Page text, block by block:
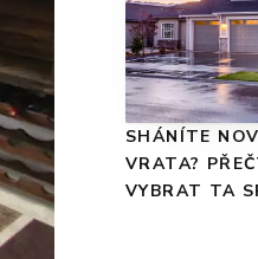
SHÁNÍTE
VRATA?
VYBRAT TA